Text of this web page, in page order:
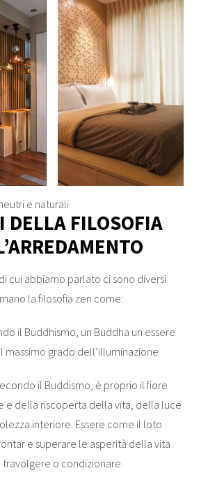
e naturali
DELLA FILOSOFIA
cui abbiamo parlato ci sono diversi
la filosofia zen come:
il Buddhismo, un Buddha un essere
massimo grado dell’illuminazione
il Buddismo, è proprio il fiore
e della riscoperta della vita, della luce
interiore. Essere come il loto
e superare le asperità della vita
travolgere o condizionare.